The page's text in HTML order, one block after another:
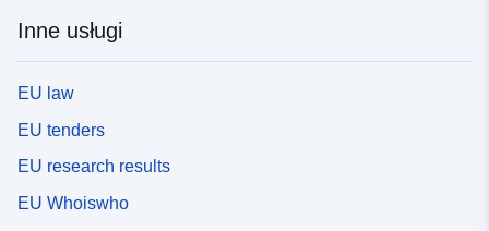
Inne usługi
EU law
EU tenders
EU research results
EU Whoiswho